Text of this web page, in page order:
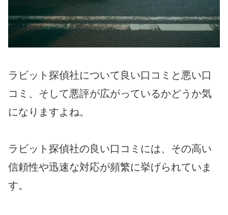
ラビット探偵社について良い口コミと悪い口
コミ、そして悪評が広がっているかどうか気
になりますよね。
ラビット探偵社の良い口コミには、その高い
信頼性や迅速な対応が頻繁に挙げられていま
す。